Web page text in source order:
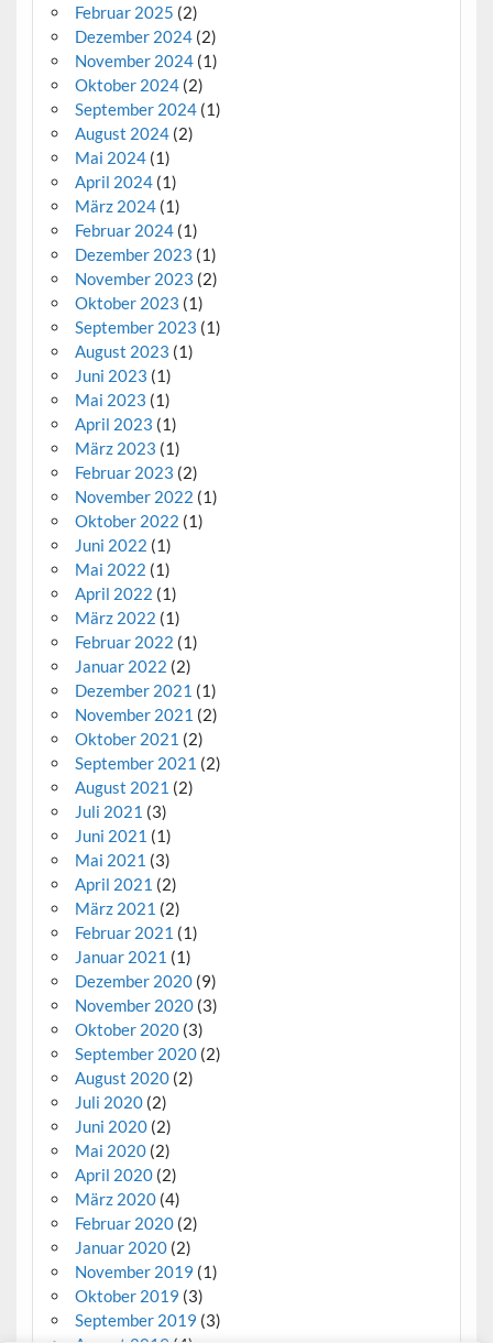
Februar 2025 (2)
Dezember 2024(2)
November 2024(1)
Oktober 2024(2)
September 2024(1)
August 2024(2)
Mai 2024(1)
April 2024(1)
März 2024(1)
Februar 2024(1)
Dezember 2023 (1)
November 2023 (2)
Oktober 2023 (1)
September 2023 (1)
August 2023 (1)
Juni 2023 (1)
Mai 2023 (1)
April 2023 (1)
März 2023 (1)
Februar 2023 (2)
November 2022 (1)
Oktober 2022 (1)
Juni 2022 (1)
Mai 2022 (1)
April 2022 (1)
März 2022 (1)
Februar 2022 (1)
Januar 2022 (2)
Dezember 2021 (1)
November 2021 (2)
Oktober 2021 (2)
September 2021 (2)
August 2021 (2)
Juli 2021 (3)
Juni 2021 (1)
Mai 2021 (3)
April 2021 (2)
März 2021 (2)
Februar 2021 (1)
Januar 2021 (1)
Dezember 2020(9)
November 2020(3)
Oktober 2020(3)
September 2020(2)
August 2020(2)
Juli 2020(2)
Juni 2020(2)
Mai 2020(2)
April 2020(2)
März 2020(4)
Februar 2020(2)
Januar 2020(2)
November 2019 (1)
Oktober 2019 (3)
September 2019 (3)